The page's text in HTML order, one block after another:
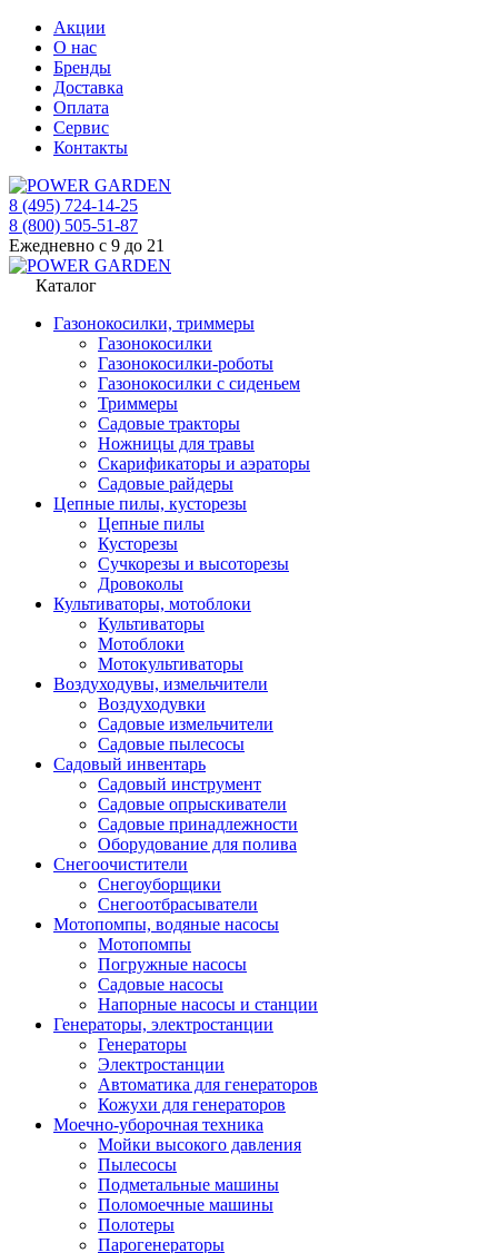
Акции
О нас
Бренды
Доставка
Оплата
Сервис
Контакты
8 (495) 724-14-25
8 (800) 505-51-87
Ежедневно с 9 до 21
Каталог
Газонокосилки, триммеры
Газонокосилки
Газонокосилки-роботы
Газонокосилки с сиденьем
Триммеры
Садовые тракторы
Ножницы для травы
Скарификаторы и аэраторы
Садовые райдеры
Цепные пилы, кусторезы
Цепные пилы
Кусторезы
Сучкорезы и высоторезы
Дровоколы
Культиваторы, мотоблоки
Культиваторы
Мотоблоки
Мотокультиваторы
Воздуходувы, измельчители
Воздуходувки
Садовые измельчители
Садовые пылесосы
Садовый инвентарь
Садовый инструмент
Садовые опрыскиватели
Садовые принадлежности
Оборудование для полива
Снегоочистители
Снегоуборщики
Снегоотбрасыватели
Мотопомпы, водяные насосы
Мотопомпы
Погружные насосы
Садовые насосы
Напорные насосы и станции
Генераторы, электростанции
Генераторы
Электростанции
Автоматика для генераторов
Кожухи для генераторов
Моечно-уборочная техника
Мойки высокого давления
Пылесосы
Подметальные машины
Поломоечные машины
Полотеры
Парогенераторы